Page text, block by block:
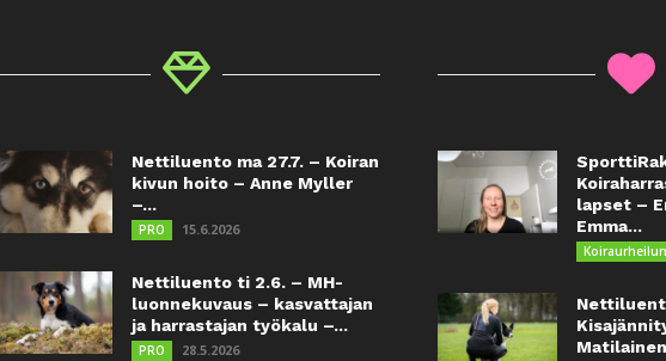
Nettiluento ma 27.7. – Koiran
kivun hoito – Anne Myller
–...
PRO 15.6.2026
Nettiluento ti 2.6. – MH-
luonnekuvaus – kasvattajan
ja harrastajan työkalu –...
PRO 28.5.2026
lapset –
Emma...
Matilainen